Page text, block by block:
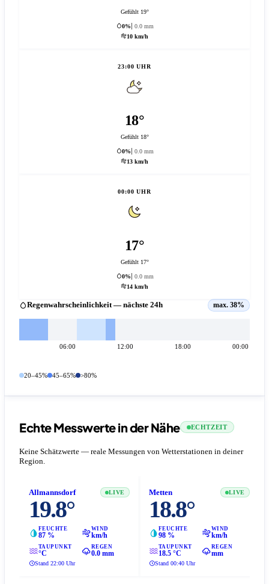
Gefühlt 19°
0%
0.0 mm
10 km/h
23:00 UHR
18°
Gefühlt 18°
0%
0.0 mm
13 km/h
00:00 UHR
17°
Gefühlt 17°
0%
0.0 mm
14 km/h
Regenwahrscheinlichkeit — nächste 24h max. 38%
06:00 12:00 18:00 00:00
20–45% 45–65% >80%
Echte Messwerte in der Nähe ECHTZEIT
Keine Schätzwerte — reale Messungen von Wetterstationen in deiner
Region.
Allmannsdorf LIVE
19.8°
FEUCHTE
87 %
WIND
km/h
TAUPUNKT
°C
REGEN
0.0 mm
Stand 22:00 Uhr
Metten LIVE
18.8°
FEUCHTE
98 %
WIND
km/h
TAUPUNKT
18.5 °C
REGEN
mm
Stand 00:40 Uhr